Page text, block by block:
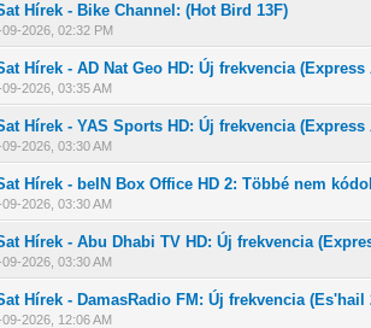
Hírek - Bike Channel: (Hot Bird 13F)
2026, 02:32 PM
Szavazat - 0 / 5 átlagban
12 345
Hírek - AD Nat Geo HD: Új frekvencia (Express
2026, 03:35 AM
Szavazat - 0 / 5 átlagban
1 234 5
Hírek - YAS Sports HD: Új frekvencia (Express
2026, 03:30 AM
Szavazat - 0 / 5 átlagban
12 345
Hírek - beIN Box Office HD 2: Többé nem
2026, 03:30 AM
Szavazat - 0 / 5 átlagban
12 345
Hírek - Abu Dhabi TV HD: Új frekvencia
2026, 03:30 AM
Szavazat - 0 / 5 átlagban
12 345
Hírek - DamasRadio FM: Új frekvencia (Es'hail
2026, 12:06 AM
Szavazat - 0 / 5 átlagban
12345